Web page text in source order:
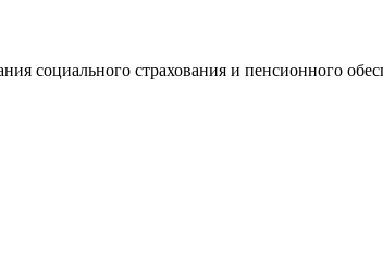
социального страхования и пенсионного